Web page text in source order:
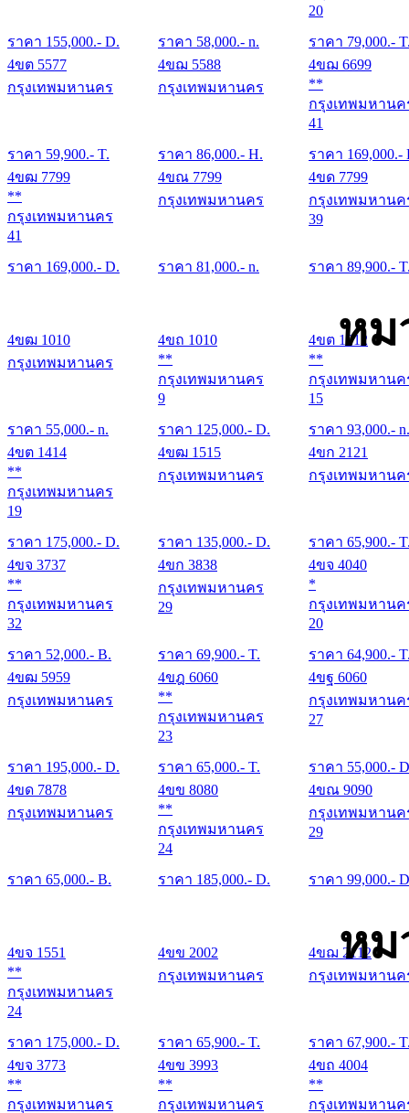
ราคา 155,000.- D. ราคา 58,000.- n.
20
ราคา 79,000.-
4ขต 5577
กรุงเทพมหานคร
ราคา 59,900.- T.
4ขฌ 5588
กรุงเทพมหานคร
ราคา 86,000.- H.
4ขฌ 6699
**
กรุงเทพมหานค
41
ราคา 169,000.-
4ขฒ 7799
**
กรุงเทพมหานคร
41
ราคา 169,000.- D.
4ขณ 7799
กรุงเทพมหานคร
ราคา 81,000.- n.
4ขด 7799
กรุงเทพมหานค
39
ราคา 89,900.-
หม
4ขฒ 1010
กรุงเทพมหานคร
ราคา 55,000.- n.
4ขถ 1010
**
กรุงเทพมหานคร
9
ราคา 125,000.- D.
4ขต 1212
**
กรุงเทพมหานค
15
ราคา 93,000.- n.
4ขต 1414
**
กรุงเทพมหานคร
19
ราคา 175,000.- D.
4ขฒ 1515
กรุงเทพมหานคร
ราคา 135,000.- D.
4ขก 2121
กรุงเทพมหานค
ราคา 65,900.-
4ขจ 3737
**
กรุงเทพมหานคร
32
ราคา 52,000.- B.
4ขก 3838
กรุงเทพมหานคร
29
ราคา 69,900.- T.
4ขจ 4040
*
กรุงเทพมหานค
20
ราคา 64,900.-
4ขฒ 5959
กรุงเทพมหานคร
ราคา 195,000.- D.
4ขฎ 6060
**
กรุงเทพมหานคร
23
ราคา 65,000.- T.
4ขฐ 6060
กรุงเทพมหานค
27
ราคา 55,000.-
4ขด 7878
กรุงเทพมหานคร
ราคา 65,000.- B.
4ขข 8080
**
กรุงเทพมหานคร
24
ราคา 185,000.- D.
4ขณ 9090
กรุงเทพมหานค
29
ราคา 99,000.-
หม
4ขจ 1551
**
กรุงเทพมหานคร
24
ราคา 175,000.- D.
4ขข 2002
กรุงเทพมหานคร
ราคา 65,900.- T.
4ขฌ 2112
กรุงเทพมหานค
ราคา 67,900.-
4ขจ 3773
**
กรุงเทพมหานคร
4ขข 3993
**
กรุงเทพมหานคร
4ขถ 4004
**
กรุงเทพมหานค